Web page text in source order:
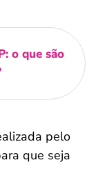
o que são
pelo
que seja